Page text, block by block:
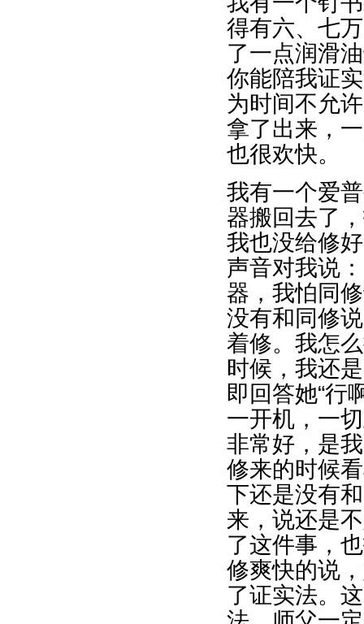
得有六、七
了一点润滑
你能陪我证
为时间不允
拿了出来，
也很欢快。
我有一个爱
器搬回去了
我也没给修
声音对我说
器，我怕同
没有和同修
着修。我怎
时候，我还
即回答她“行
一开机，一
非常好，是
修来的时候
下还是没有
来，说还是
了这件事，
修爽快的说
了证实法。